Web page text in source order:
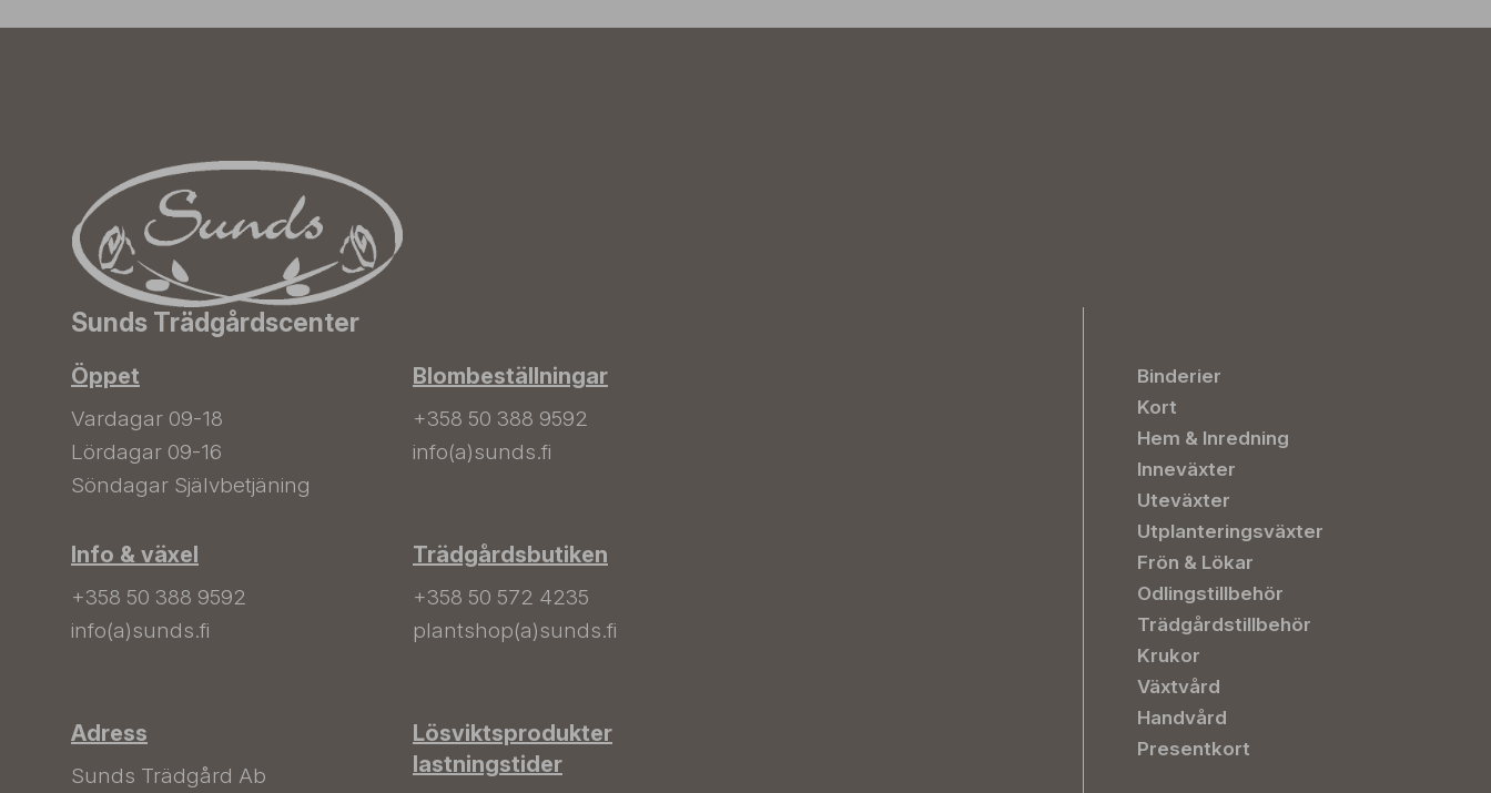
Sunds Trädgårdscenter
Öppet
Vardagar 09-18
Lördagar 09-16
Söndagar Självbetjäning
Info & växel
+358 50 388 9592
info(a)sunds.fi
Adress
Sunds Trädgård Ab
Blombeställningar
+358 50 388 9592
info(a)sunds.fi
Trädgårdsbutiken
+358 50 572 4235
plantshop(a)sunds.fi
Lösviktsprodukter
lastningstider
Binderier
Kort
Hem & Inredning
Inneväxter
Uteväxter
Utplanteringsväxter
Frön & Lökar
Odlingstillbehör
Trädgårdstillbehör
Krukor
Växtvård
Handvård
Presentkort